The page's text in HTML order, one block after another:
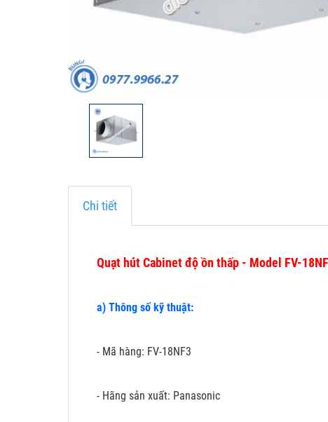
Chi tiết
Quạt hút Cabinet độ ồn thấp - Model FV-
a) Thông số kỹ thuật:
- Mã hàng: FV-18NF3
- Hãng sản xuất: Panasonic